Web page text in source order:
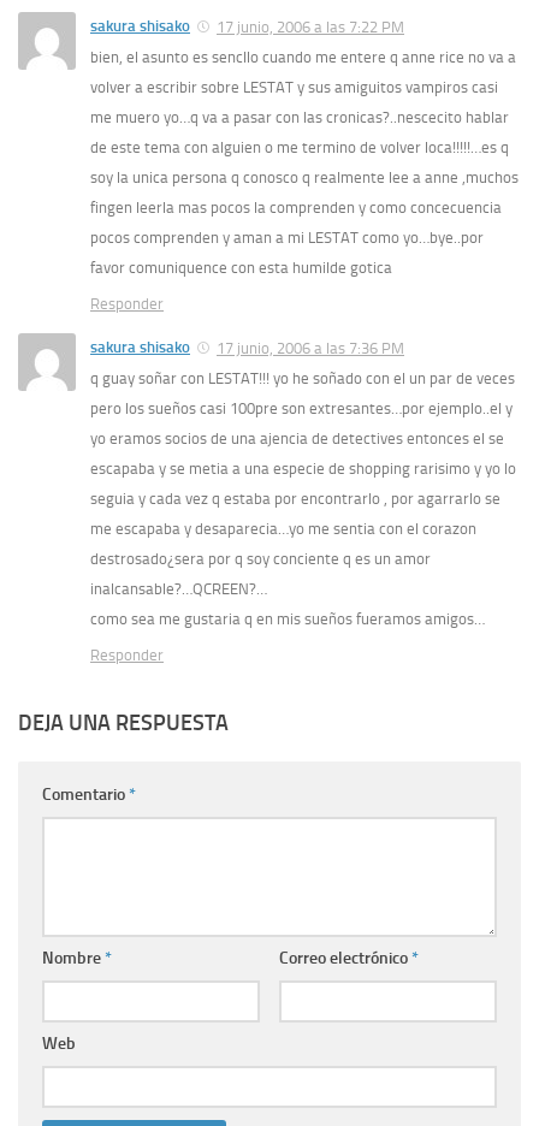
sakura shisako
17 junio, 2006 a las 7:22 PM
bien, el asunto es sencllo cuando me entere q anne rice no va a
volver a escribir sobre LESTAT y sus amiguitos vampiros casi
me muero yo…q va a pasar con las cronicas?..nescecito hablar
de este tema con alguien o me termino de volver loca!!!!!…es q
soy la unica persona q conosco q realmente lee a anne ,muchos
fingen leerla mas pocos la comprenden y como concecuencia
pocos comprenden y aman a mi LESTAT como yo…bye..por
favor comuniquence con esta humilde gotica
Responder
sakura shisako
17 junio, 2006 a las 7:36 PM
q guay soñar con LESTAT!!! yo he soñado con el un par de veces
pero los sueños casi 100pre son extresantes…por ejemplo..el y
yo eramos socios de una ajencia de detectives entonces el se
escapaba y se metia a una especie de shopping rarisimo y yo lo
seguia y cada vez q estaba por encontrarlo , por agarrarlo se
me escapaba y desaparecia…yo me sentia con el corazon
destrosado¿sera por q soy conciente q es un amor
inalcansable?…QCREEN?…
como sea me gustaria q en mis sueños fueramos amigos…
Responder
DEJA UNA RESPUESTA
Comentario*
Nombre* Correo electrónico*
Web